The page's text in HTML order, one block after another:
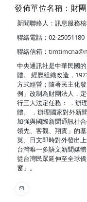
發佈單位名稱：財
新聞聯絡人：訊息服務
聯絡電話：02-25051180
聯絡信箱：
中央通訊社是中華民國
體。 經歷組織改造，
方式經營；隨著民主化
例」改制為財團法人，
行三大法定任務： ．辦
體。 ．辦理國家對外新
加強與國際新聞通訊社
領先、客觀、翔實」的
英、日文即時對外發出
台灣唯一多語文新聞媒
從台灣民眾延伸至全球
窗」。